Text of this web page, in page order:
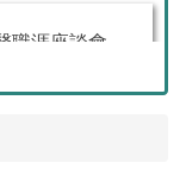
職涯座談會